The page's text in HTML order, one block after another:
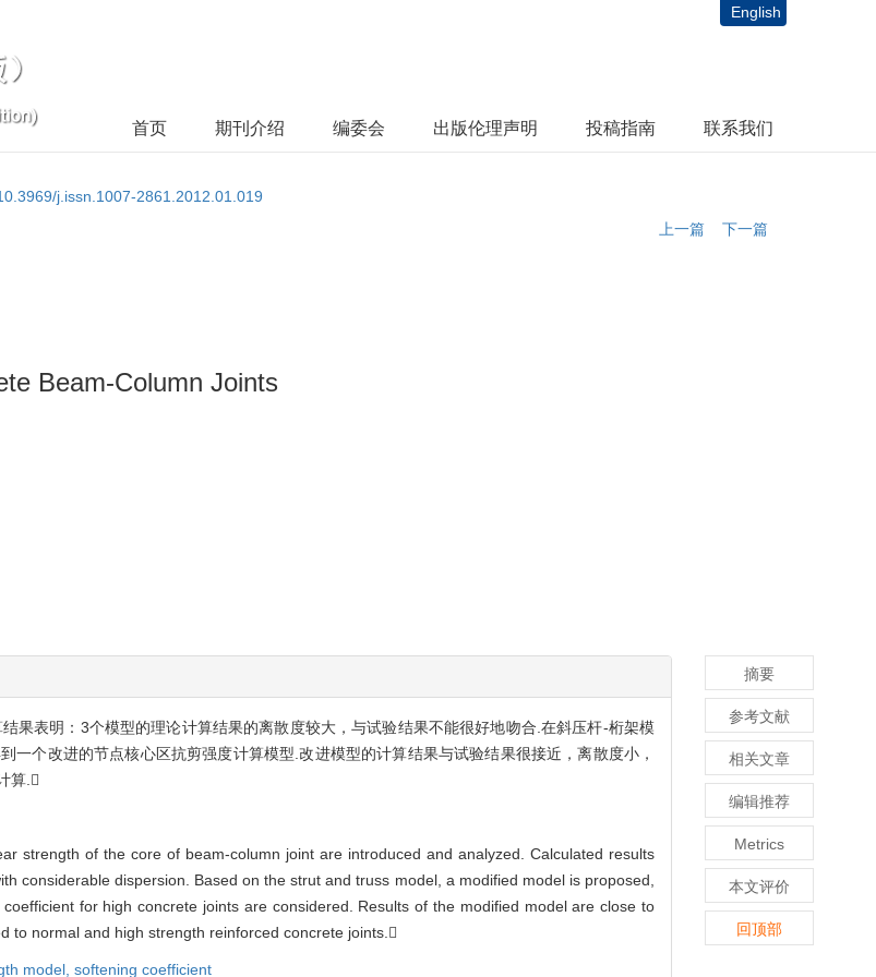
首页 期刊介绍 编委会 出版伦理声明 投稿指南 联系我们
English
j.issn.1007-2861.2012.01.019
上一篇 下一篇
Beam-Column Joints
果表明：3个模型的理论计算结果的离散度较大，与试验结果不能很好地吻合.在斜压杆-桁架模
个改进的节点核心区抗剪强度计算模型.改进模型的计算结果与试验结果很接近，离散度小，
strength of the core of beam-column joint are introduced and analyzed. Calculated results
considerable dispersion. Based on the strut and truss model, a modified model is proposed,
for high concrete joints are considered. Results of the modified model are close to
摘要
参考文献
相关文章
编辑推荐
Metrics
本文评价